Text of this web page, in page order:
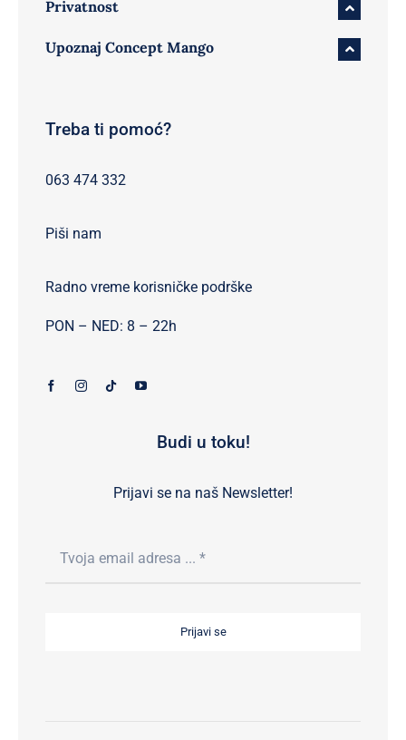
Budi u toku!
Prijavi se na naš Newsletter!
Prijavi se
Privatnost
Upoznaj Concept Mango
Treba ti pomoć?
063 474 332
Piši nam
Radno vreme korisničke podrške
PON – NED: 8 – 22h